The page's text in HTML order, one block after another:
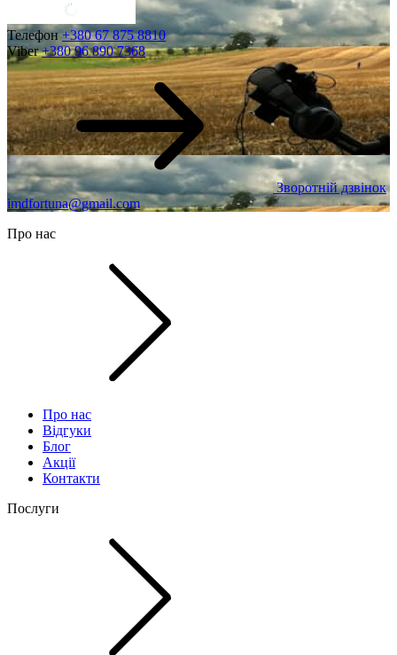
Телефон+380 67 875 8810
Viber+380 96 890 7368
Зворотній дзвінок
imdfortuna@gmail.com
Про нас
Про нас
Відгуки
Блог
Акції
Контакти
Послуги